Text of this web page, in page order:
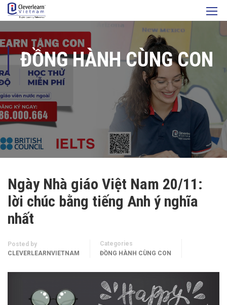
ĐỒNG HÀNH CÙNG CON
Ngày Nhà giáo Việt Nam 20/11:
lời chúc bằng tiếng Anh ý nghĩa
nhất
Posted by
CLEVERLEARNVIETNAM
Categories
ĐỒNG HÀNH CÙNG CON